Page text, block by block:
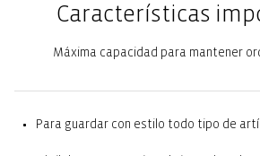
Características
Máxima capacidad para mantener
Para guardar con estilo todo tipo de